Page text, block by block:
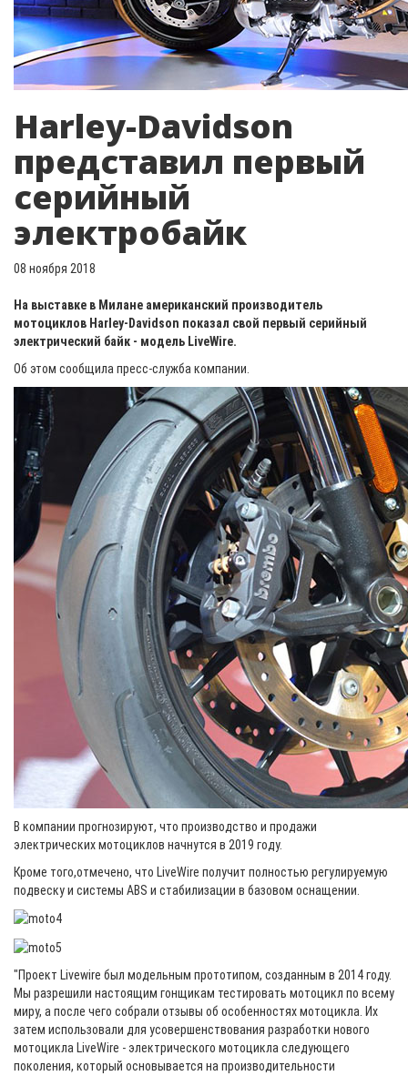
Harley-Davidson
представил первый
серийный
электробайк
08 ноября 2018
На выставке в Милане американский производитель
мотоциклов Harley-Davidson показал свой первый серийный
электрический байк - модель LiveWire.
Об этом сообщила пресс-служба компании.
В компании прогнозируют, что производство и продажи
электрических мотоциклов начнутся в 2019 году.
Кроме того,отмечено, что LiveWire получит полностью регулируемую
подвеску и системы ABS и стабилизации в базовом оснащении.
"Проект Livewire был модельным прототипом, созданным в 2014 году.
Мы разрешили настоящим гонщикам тестировать мотоцикл по всему
миру, а после чего собрали отзывы об особенностях мотоцикла. Их
затем использовали для усовершенствования разработки нового
мотоцикла LiveWire - электрического мотоцикла следующего
поколения, который основывается на производительности